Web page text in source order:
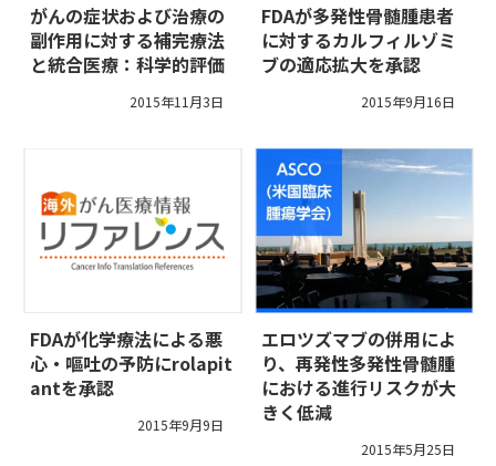
がんの症状および治療の
副作用に対する補完療法
と統合医療：科学的評価
2015年11月3日
FDAが多発性骨髄腫患者
に対するカルフィルゾミ
ブの適応拡大を承認
2015年9月16日
FDAが化学療法による悪
心・嘔吐の予防にrolapit
antを承認
2015年9月9日
エロツズマブの併用によ
り、再発性多発性骨髄腫
における進行リスクが大
きく低減
2015年5月25日